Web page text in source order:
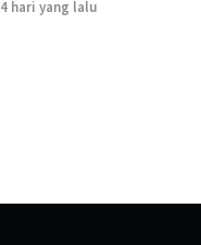
4 hari yang lalu